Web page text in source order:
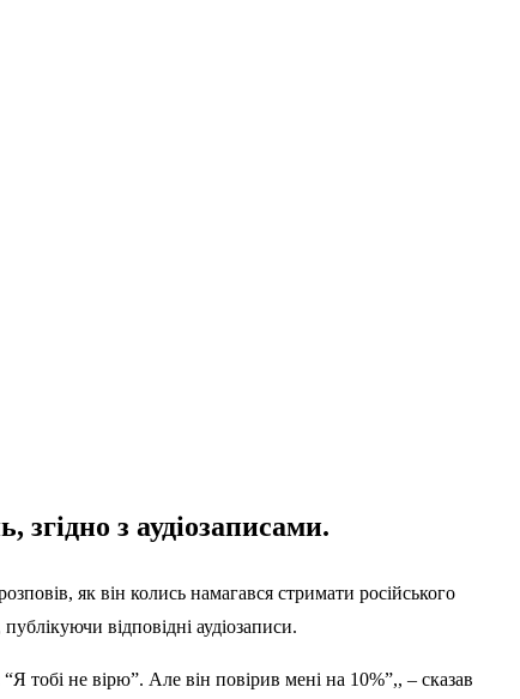
з аудіозаписами.
як він колись намагався стримати російського
публікуючи відповідні аудіозаписи.
не вірю”. Але він повірив мені на 10%”,, – сказав